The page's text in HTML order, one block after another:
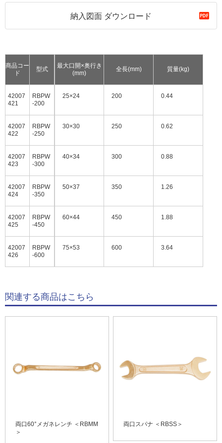
納入図面 ダウンロード
商品コー
ド
型式
42007
421
RBPW
-200
42007
422
RBPW
-250
42007
423
RBPW
-300
42007
424
RBPW
-350
42007
425
RBPW
-450
42007
426
RBPW
-600
最大口開×奥行き
(mm)
全長(mm) 質量(kg)
25×24 200 0.44
30×30 250 0.62
40×34 300 0.88
50×37 350 1.26
60×44 450 1.88
75×53 600 3.64
関連する商品はこちら
両口60°メガネレンチ ＜RBMM
＞
両口スパナ ＜RBSS＞